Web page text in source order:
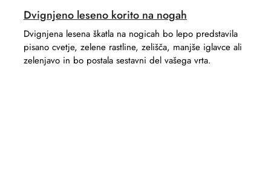
Dvignjeno leseno korito na nogah
Dvignjena lesena škatla na nogicah bo lepo predstavila
pisano cvetje, zelene rastline, zelišča, manjše iglavce ali
zelenjavo in bo postala sestavni del vašega vrta.